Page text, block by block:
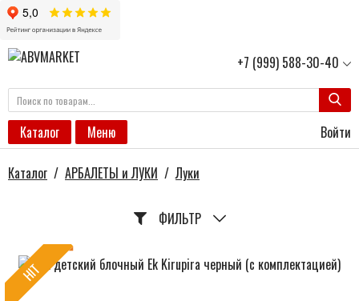
+7 (999) 588-30-40
Каталог Меню Войти
Каталог / АРБАЛЕТЫ и ЛУКИ / Луки
ФИЛЬТР
HIT